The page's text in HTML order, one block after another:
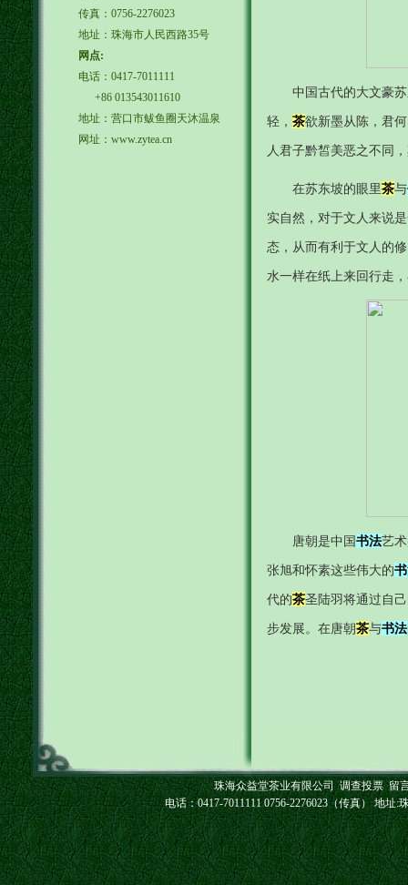
传真：0756-2276023
地址：珠海市人民西路35号
网点:
电话：0417-7011111
+86 013543011610
地址：营口市鲅鱼圈天沐温泉
网址：www.zytea.cn
中国古代的大文豪
轻， 茶欲新墨从陈，君
人君子黔皙美恶之不同
在苏东坡的眼里茶与
实自然，对于文人来说
态，从而有利于文人的
水一样在纸上来回行走
唐朝是中国书法艺
张旭和怀素这些伟大的
代的茶圣陆羽将通过自
步发展。在唐朝茶与书法
珠海众益堂茶业有限公司 调查投票 留
电话：0417-7011111 0756-2276023（传真） 地址: